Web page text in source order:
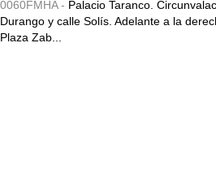
0060FMHA - Palacio Taranco.
Durango y calle Solís. Adelante a la
Plaza Zab...